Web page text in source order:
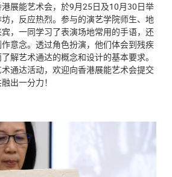
展能艺术会，於9月25日及10月30日举
，反应热烈。参与的演艺学院师生、地
，一同学习了表演场地常用的手语，还
意念。透过角色扮演，他们体会到残疾
解艺术通达的概念和设计的基本要求。
通达活动，欢迎向香港展能艺术会提交
出一分力！